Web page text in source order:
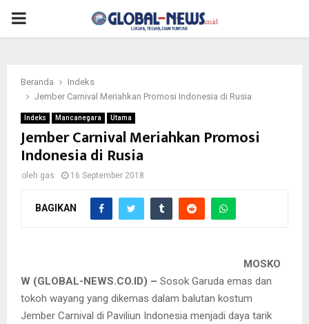
PRIMARY
Beranda
Indeks
Jember Carnival Meriahkan Promosi Indonesia di Rusia
Indeks Mancanegara Utama
Jember Carnival Meriahkan Promosi
Indonesia di Rusia
oleh gas 16 September 2018
BAGIKAN
MOSKO
W (GLOBAL-NEWS.CO.ID) – Sosok Garuda emas dan
tokoh wayang yang dikemas dalam balutan kostum
Jember Carnival di Paviliun Indonesia menjadi daya tarik